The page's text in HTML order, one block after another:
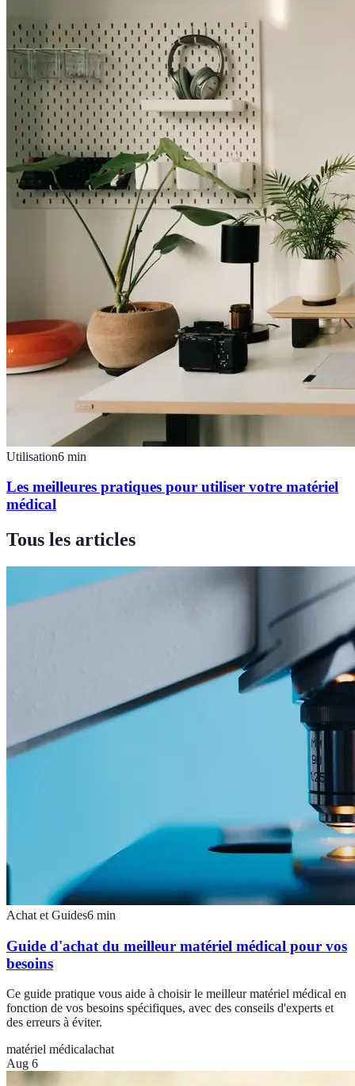
Utilisation6 min
Les meilleures pratiques pour utiliser votre matériel
médical
Tous les articles
Achat et Guides6 min
Guide d'achat du meilleur matériel médical pour vos
besoins
Ce guide pratique vous aide à choisir le meilleur matériel médical en
fonction de vos besoins spécifiques, avec des conseils d'experts et
des erreurs à éviter.
matériel médicalachat
Aug 6